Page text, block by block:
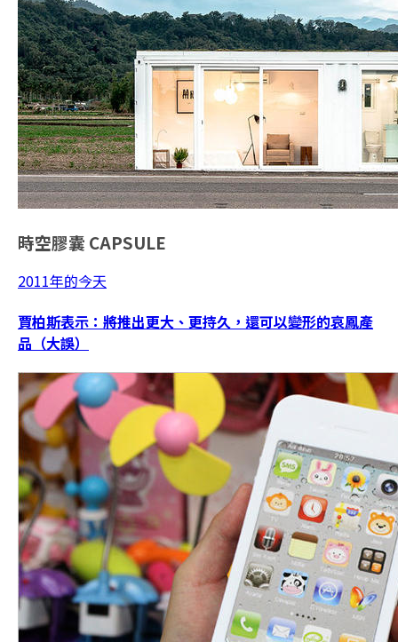
時空膠囊 CAPSULE
2011年的今天
賈柏斯表示：將推出更大、更持久，還可以變形的哀鳳產
品（大誤）